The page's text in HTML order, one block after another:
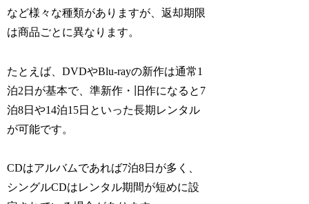
など様々な種類がありますが、返却期限
は商品ごとに異なります。
たとえば、DVDやBlu-rayの新作は通常1
泊2日が基本で、準新作・旧作になると7
泊8日や14泊15日といった長期レンタル
が可能です。
CDはアルバムであれば7泊8日が多く、
シングルCDはレンタル期間が短めに設